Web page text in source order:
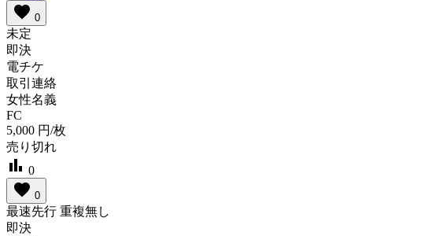
favorite 0
未定
即決
電チケ
取引連絡
女性名義
FC
5,000 円/枚
売り切れ
bar_chart 0
favorite 0
最速先行 重複無し
即決